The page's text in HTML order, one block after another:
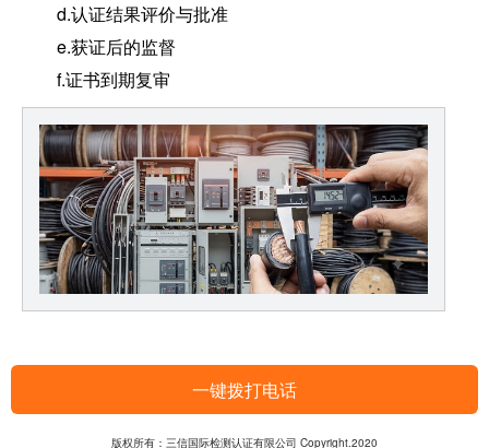
d.认证结果评价与批准
e.获证后的监督
f.证书到期复审
一键拨打电话
版权所有：三信国际检测认证有限公司 Copyright.2020